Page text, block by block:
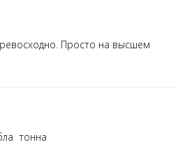
Просто на высшем
тонна